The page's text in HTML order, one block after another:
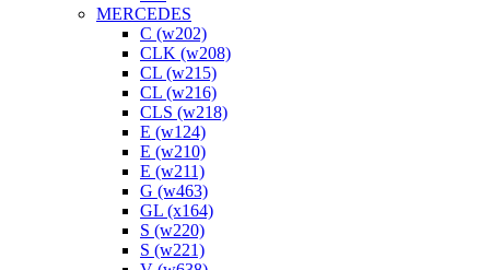
MERCEDES
C (w202)
CLK (w208)
CL (w215)
CL (w216)
CLS (w218)
E (w124)
E (w210)
E (w211)
G (w463)
GL (x164)
S (w220)
S (w221)